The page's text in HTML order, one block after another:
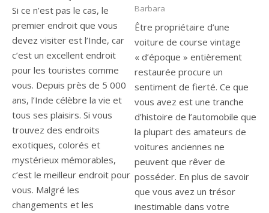
Si ce n’est pas le cas, le
premier endroit que vous
devez visiter est l’Inde, car
c’est un excellent endroit
pour les touristes comme
vous. Depuis près de 5 000
ans, l’Inde célèbre la vie et
tous ses plaisirs. Si vous
trouvez des endroits
exotiques, colorés et
mystérieux mémorables,
c’est le meilleur endroit pour
vous. Malgré les
changements et les
Barbara
Être propriétaire d’une
voiture de course vintage
« d’époque » entièrement
restaurée procure un
sentiment de fierté. Ce que
vous avez est une tranche
d’histoire de l’automobile que
la plupart des amateurs de
voitures anciennes ne
peuvent que rêver de
posséder. En plus de savoir
que vous avez un trésor
inestimable dans votre